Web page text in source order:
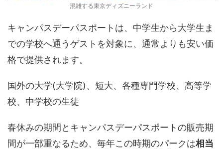
混雑する東京ディズニーランド
キャンパスデーパスポートは、中学生から大学生ま
での学校へ通うゲストを対象に、通常よりも安い価
格で提供されます。
国外の大学(大学院)、短大、各種専門学校、高等学
校、中学校の生徒
春休みの期間とキャンパスデーパスポートの販売期
間が一部重なるため、毎年この時期のパークは相当